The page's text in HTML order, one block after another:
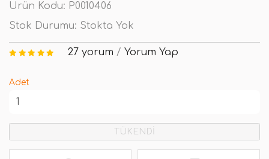
Ürün Kodu: P0010406
Stok Durumu: Stokta Yok
27 yorum / Yorum Yap
Adet
TÜKENDİ